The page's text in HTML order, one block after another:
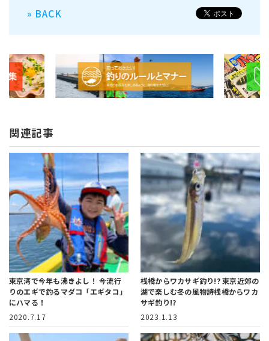
» BACK
関連記事
東京湾で今年も沸きよし！今流行
りのエギで釣るマダコ「エギタコ」
にハマる！
2020.7.17
桟橋からワカサギ釣り!?東京近郊の
湖で楽しむ冬の風物詩桟橋からワカ
サギ釣り!?
2023.1.13